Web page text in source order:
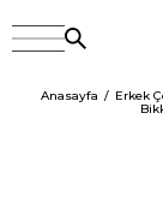
Anasayfa Erkek